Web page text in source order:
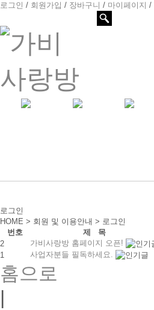
로그인 / 회원가입 / 장바구니 / 마이페이지 /
로그인
HOME > 회원 및 이용안내 > 로그인
번호
제 목
2
가비사랑방 홈페이지 오픈!
1
사업자분들 필독하세요.
홈으로
|